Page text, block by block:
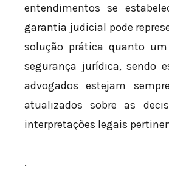
entendimentos se
garantia judicial pode
solução prática quanto
segurança jurídica, sendo
advogados estejam
atualizados sobre as
interpretações legais
.